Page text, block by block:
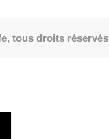
tous droits réservés